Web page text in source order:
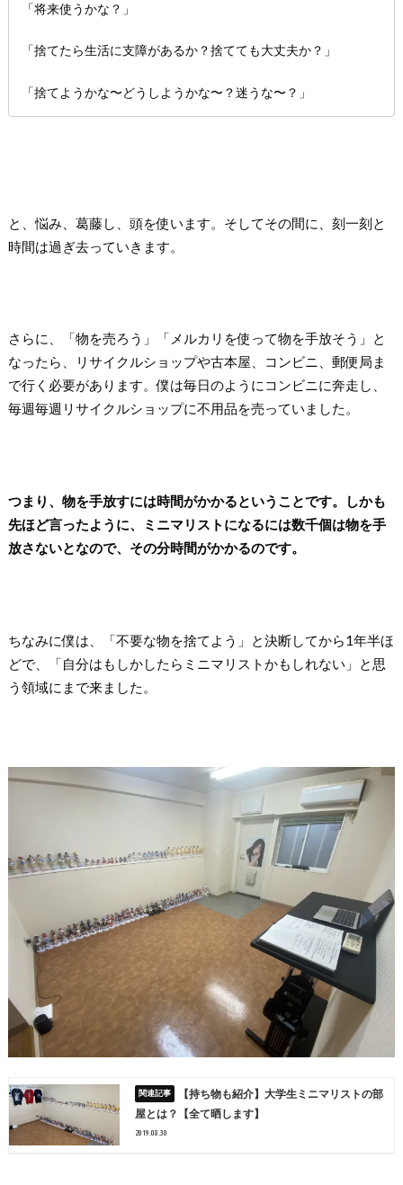
「将来使うかな？」
「捨てたら生活に支障があるか？捨てても大丈夫か？」
「捨てようかな〜どうしようかな〜？迷うな〜？」
と、悩み、葛藤し、頭を使います。そしてその間に、刻一刻と
時間は過ぎ去っていきます。
さらに、「物を売ろう」「メルカリを使って物を手放そう」と
なったら、リサイクルショップや古本屋、コンビニ、郵便局ま
で行く必要があります。僕は毎日のようにコンビニに奔走し、
毎週毎週リサイクルショップに不用品を売っていました。
つまり、物を手放すには時間がかかるということです。しかも
先ほど言ったように、ミニマリストになるには数千個は物を手
放さないとなので、その分時間がかかるのです。
ちなみに僕は、「不要な物を捨てよう」と決断してから1年半ほ
どで、「自分はもしかしたらミニマリストかもしれない」と思
う領域にまで来ました。
【持ち物も紹介】大学生ミニマリストの部
屋とは？【全て晒します】
2019.08.30